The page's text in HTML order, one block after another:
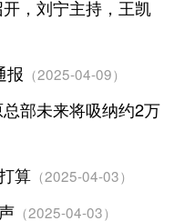
，刘宁主持，王凯
报 （2025-04-09）
部未来将吸纳约2万
算（2025-04-03）
（2025-04-03）